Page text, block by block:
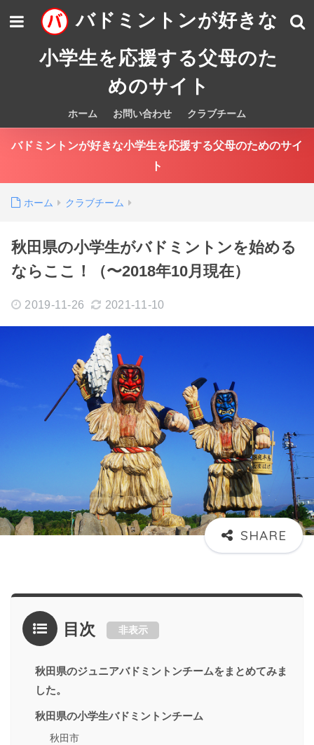
バドミントンが好きな
小学生を応援する父母のた
めのサイト
ホーム お問い合わせ クラブチーム
バドミントンが好きな小学生を応援する父母のためのサイ
ト
ホーム クラブチーム
秋田県の小学生がバドミントンを始める
ならここ！（〜2018年10月現在）
2019-11-26 2021-11-10
目次 非表示
秋田県のジュニアバドミントンチームをまとめてみま
した。
秋田県の小学生バドミントンチーム
秋田市